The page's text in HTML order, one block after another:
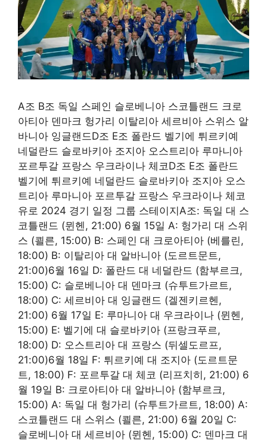
A조 B조 독일 스페인 슬로베니아 스코틀랜드 크로
아티아 덴마크 헝가리 이탈리아 세르비아 스위스 알
바니아 잉글랜드D조 E조 폴란드 벨기에 튀르키예
네덜란드 슬로바키아 조지아 오스트리아 루마니아
포르투갈 프랑스 우크라이나 체코D조 E조 폴란드
벨기에 튀르키예 네덜란드 슬로바키아 조지아 오스
트리아 루마니아 포르투갈 프랑스 우크라이나 체코
유로 2024 경기 일정 그룹 스테이지A조: 독일 대 스
코틀랜드 (뮌헨, 21:00) 6월 15일 A: 헝가리 대 스위
스 (쾰른, 15:00) B: 스페인 대 크로아티아 (베를린,
18:00) B: 이탈리아 대 알바니아 (도르트문트,
21:00)6월 16일 D: 폴란드 대 네덜란드 (함부르크,
15:00) C: 슬로베니아 대 덴마크 (슈투트가르트,
18:00) C: 세르비아 대 잉글랜드 (겔젠키르헨,
21:00) 6월 17일 E: 루마니아 대 우크라이나 (뮌헨,
15:00) E: 벨기에 대 슬로바키아 (프랑크푸르,
18:00) D: 오스트리아 대 프랑스 (뒤셀도르프,
21:00)6월 18일 F: 튀르키예 대 조지아 (도르트문
트, 18:00) F: 포르투갈 대 체코 (리프치히, 21:00) 6
월 19일 B: 크로아티아 대 알바니아 (함부르크,
15:00) A: 독일 대 헝가리 (슈투트가르트, 18:00) A:
스코틀랜드 대 스위스 (쾰른, 21:00) 6월 20일 C:
슬로베니아 대 세르비아 (뮌헨, 15:00) C: 덴마크 대